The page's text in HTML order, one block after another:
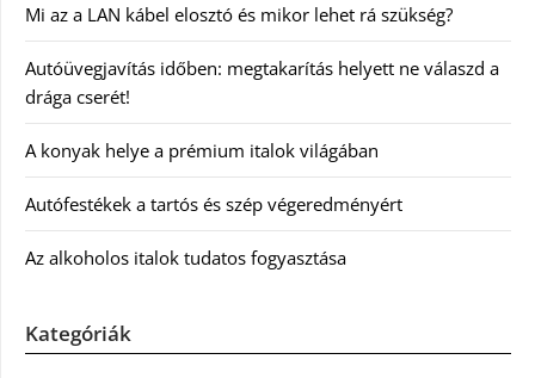
Mi az a LAN kábel elosztó és mikor lehet rá szükség?
Autóüvegjavítás időben: megtakarítás helyett ne válaszd a
drága cserét!
A konyak helye a prémium italok világában
Autófestékek a tartós és szép végeredményért
Az alkoholos italok tudatos fogyasztása
Kategóriák